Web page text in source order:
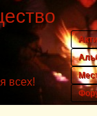
всех!